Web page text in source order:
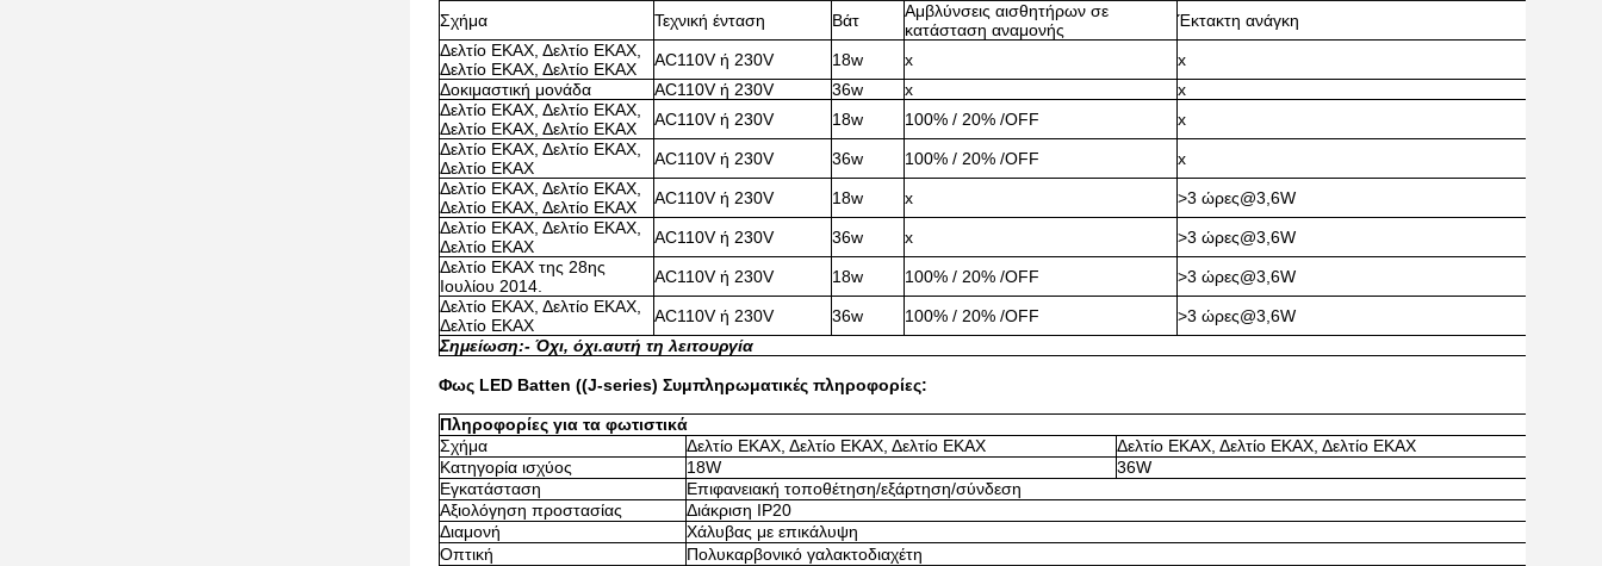
Σχήμα Τεχνική ένταση Βάτ
Αμβλύνσεις αισθητήρων σε
κατάσταση αναμονής
Έκτακτη ανάγκη
Δελτίο ΕΚΑΧ, Δελτίο ΕΚΑΧ,
Δελτίο ΕΚΑΧ, Δελτίο ΕΚΑΧ
AC110V ή 230V 18w x
x
Δοκιμαστική μονάδα
AC110V ή 230V 36w x
x
Δελτίο ΕΚΑΧ, Δελτίο ΕΚΑΧ,
Δελτίο ΕΚΑΧ, Δελτίο ΕΚΑΧ
AC110V ή 230V 18w 100% / 20% /OFF
x
Δελτίο ΕΚΑΧ, Δελτίο ΕΚΑΧ,
Δελτίο ΕΚΑΧ
AC110V ή 230V 36w 100% / 20% /OFF
x
Δελτίο ΕΚΑΧ, Δελτίο ΕΚΑΧ,
Δελτίο ΕΚΑΧ, Δελτίο ΕΚΑΧ
AC110V ή 230V 18w x
>3 ώρες@3,6W
Δελτίο ΕΚΑΧ, Δελτίο ΕΚΑΧ,
Δελτίο ΕΚΑΧ
AC110V ή 230V 36w x
>3 ώρες@3,6W
Δελτίο ΕΚΑΧ της 28ης
Ιουλίου 2014.
AC110V ή 230V 18w 100% / 20% /OFF
>3 ώρες@3,6W
Δελτίο ΕΚΑΧ, Δελτίο ΕΚΑΧ,
Δελτίο ΕΚΑΧ
AC110V ή 230V 36w 100% / 20% /OFF
>3 ώρες@3,6W
Σημείωση:- Όχι, όχι.αυτή τη λειτουργία
Φως LED Batten ((J-series) Συμπληρωματικές πληροφορίες:
Πληροφορίες για τα φωτιστικά
Σχήμα
Δελτίο ΕΚΑΧ, Δελτίο ΕΚΑΧ, Δελτίο ΕΚΑΧ
Δελτίο ΕΚΑΧ, Δελτίο ΕΚΑΧ, Δελτίο ΕΚΑΧ
Κατηγορία ισχύος
18W
36W
Εγκατάσταση
Επιφανειακή τοποθέτηση/εξάρτηση/σύνδεση
Αξιολόγηση προστασίας
Διάκριση IP20
Διαμονή
Χάλυβας με επικάλυψη
Οπτική
Πολυκαρβονικό γαλακτοδιαχέτη